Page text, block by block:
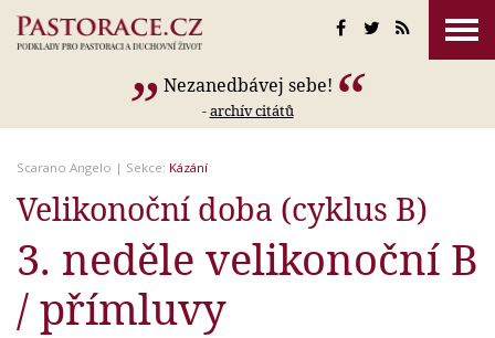
Nezanedbávej sebe!
-archív citátů
Scarano Angelo | Sekce: Kázání
Velikonoční doba (cyklus B)
3. neděle velikonoční B
/ přímluvy